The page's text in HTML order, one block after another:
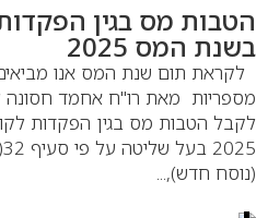
מס בגין
המס 2025
תום שנת המס אנו מביאים
מאת רו"ח אחמד חסונה
הטבות מס בגין הפקדות
חדש),...